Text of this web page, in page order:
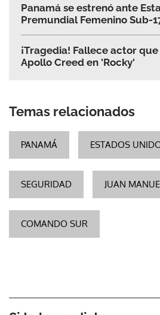
Panamá se estrenó ante
Premundial Femenino Sub-
¡Tragedia! Fallece actor
Apollo Creed en 'Rocky'
Temas relacionados
PANAMÁ ESTADOS
SEGURIDAD JUAN
COMANDO SUR